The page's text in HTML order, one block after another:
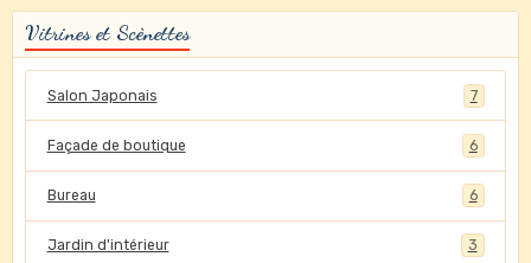
Vitrines et Scènettes
Salon Japonais 7
Façade de boutique 6
Bureau 6
Jardin d'intérieur 3